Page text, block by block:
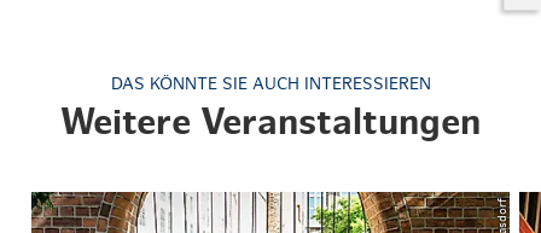
DAS KÖNNTE SIE AUCH INTERESSIEREN
Weitere Veranstaltungen